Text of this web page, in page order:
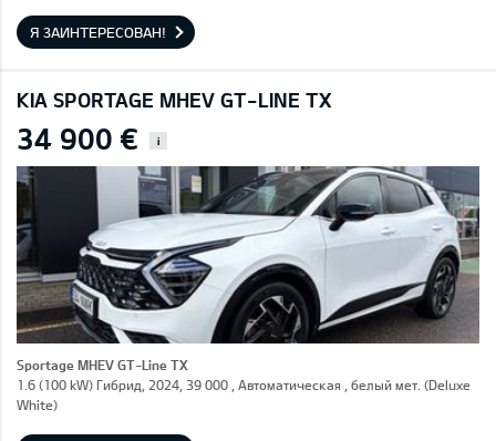
Я ЗАИНТЕРЕСОВАН!
KIA SPORTAGE MHEV GT-LINE TX
34 900 € i
Sportage MHEV GT-Line TX
1.6 (100 kW) Гибрид, 2024, 39 000 , Автоматическая , белый мет. (Deluxe
White)